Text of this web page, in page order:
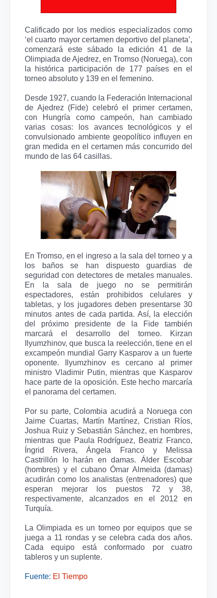
Calificado por los medios especializados como
‘el cuarto mayor certamen deportivo del planeta’,
comenzará este sábado la edición 41 de la
Olimpiada de Ajedrez, en Tromso (Noruega), con
la histórica participación de 177 países en el
torneo absoluto y 139 en el femenino.
Desde 1927, cuando la Federación Internacional
de Ajedrez (Fide) celebró el primer certamen,
con Hungría como campeón, han cambiado
varias cosas: los avances tecnológicos y el
convulsionado ambiente geopolítico influyen en
gran medida en el certamen más concurrido del
mundo de las 64 casillas.
En Tromso, en el ingreso a la sala del torneo y a
los baños se han dispuesto guardias de
seguridad con detectores de metales manuales.
En la sala de juego no se permitirán
espectadores, están prohibidos celulares y
tabletas, y los jugadores deben presentarse 30
minutos antes de cada partida. Así, la elección
del próximo presidente de la Fide también
marcará el desarrollo del torneo. Kirzan
Ilyumzhinov, que busca la reelección, tiene en el
excampeón mundial Garry Kasparov a un fuerte
oponente. Ilyumzhinov es cercano al primer
ministro Vladimir Putin, mientras que Kasparov
hace parte de la oposición. Este hecho marcaría
el panorama del certamen.
Por su parte, Colombia acudirá a Noruega con
Jaime Cuartas, Martín Martínez, Cristian Ríos,
Joshua Ruiz y Sebastián Sánchez, en hombres,
mientras que Paula Rodríguez, Beatriz Franco,
Íngrid Rivera, Ángela Franco y Melissa
Castrillón lo harán en damas. Álder Escobar
(hombres) y el cubano Ómar Almeida (damas)
acudirán como los analistas (entrenadores) que
esperan mejorar los puestos 72 y 38,
respectivamente, alcanzados en el 2012 en
Turquía.
La Olimpiada es un torneo por equipos que se
juega a 11 rondas y se celebra cada dos años.
Cada equipo está conformado por cuatro
tableros y un suplente.
Fuente: El Tiempo